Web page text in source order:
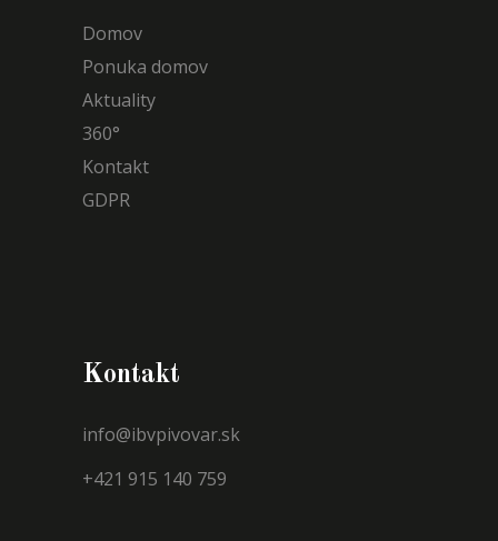
Domov
Ponuka domov
Aktuality
360°
Kontakt
GDPR
Kontakt
info@ibvpivovar.sk
+421 915 140 759